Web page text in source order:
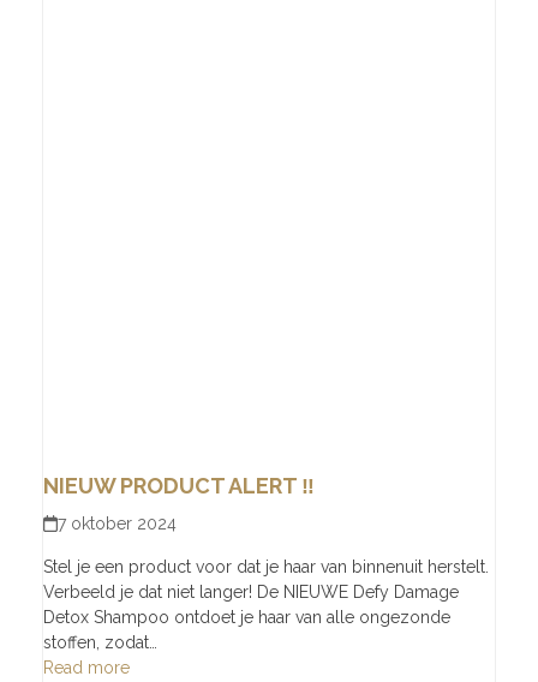
NIEUW PRODUCT ALERT ‼️
7 oktober 2024
Stel je een product voor dat je haar van binnenuit herstelt.
Verbeeld je dat niet langer! De NIEUWE Defy Damage
Detox Shampoo ontdoet je haar van alle ongezonde
stoffen, zodat…
Read more